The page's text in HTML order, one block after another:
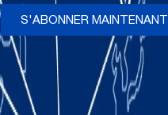
S'ABONNER MAINTENANT